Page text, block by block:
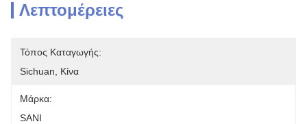
Λεπτομέρειες
Τόπος Καταγωγής:
Sichuan, Κίνα
Μάρκα:
SANI